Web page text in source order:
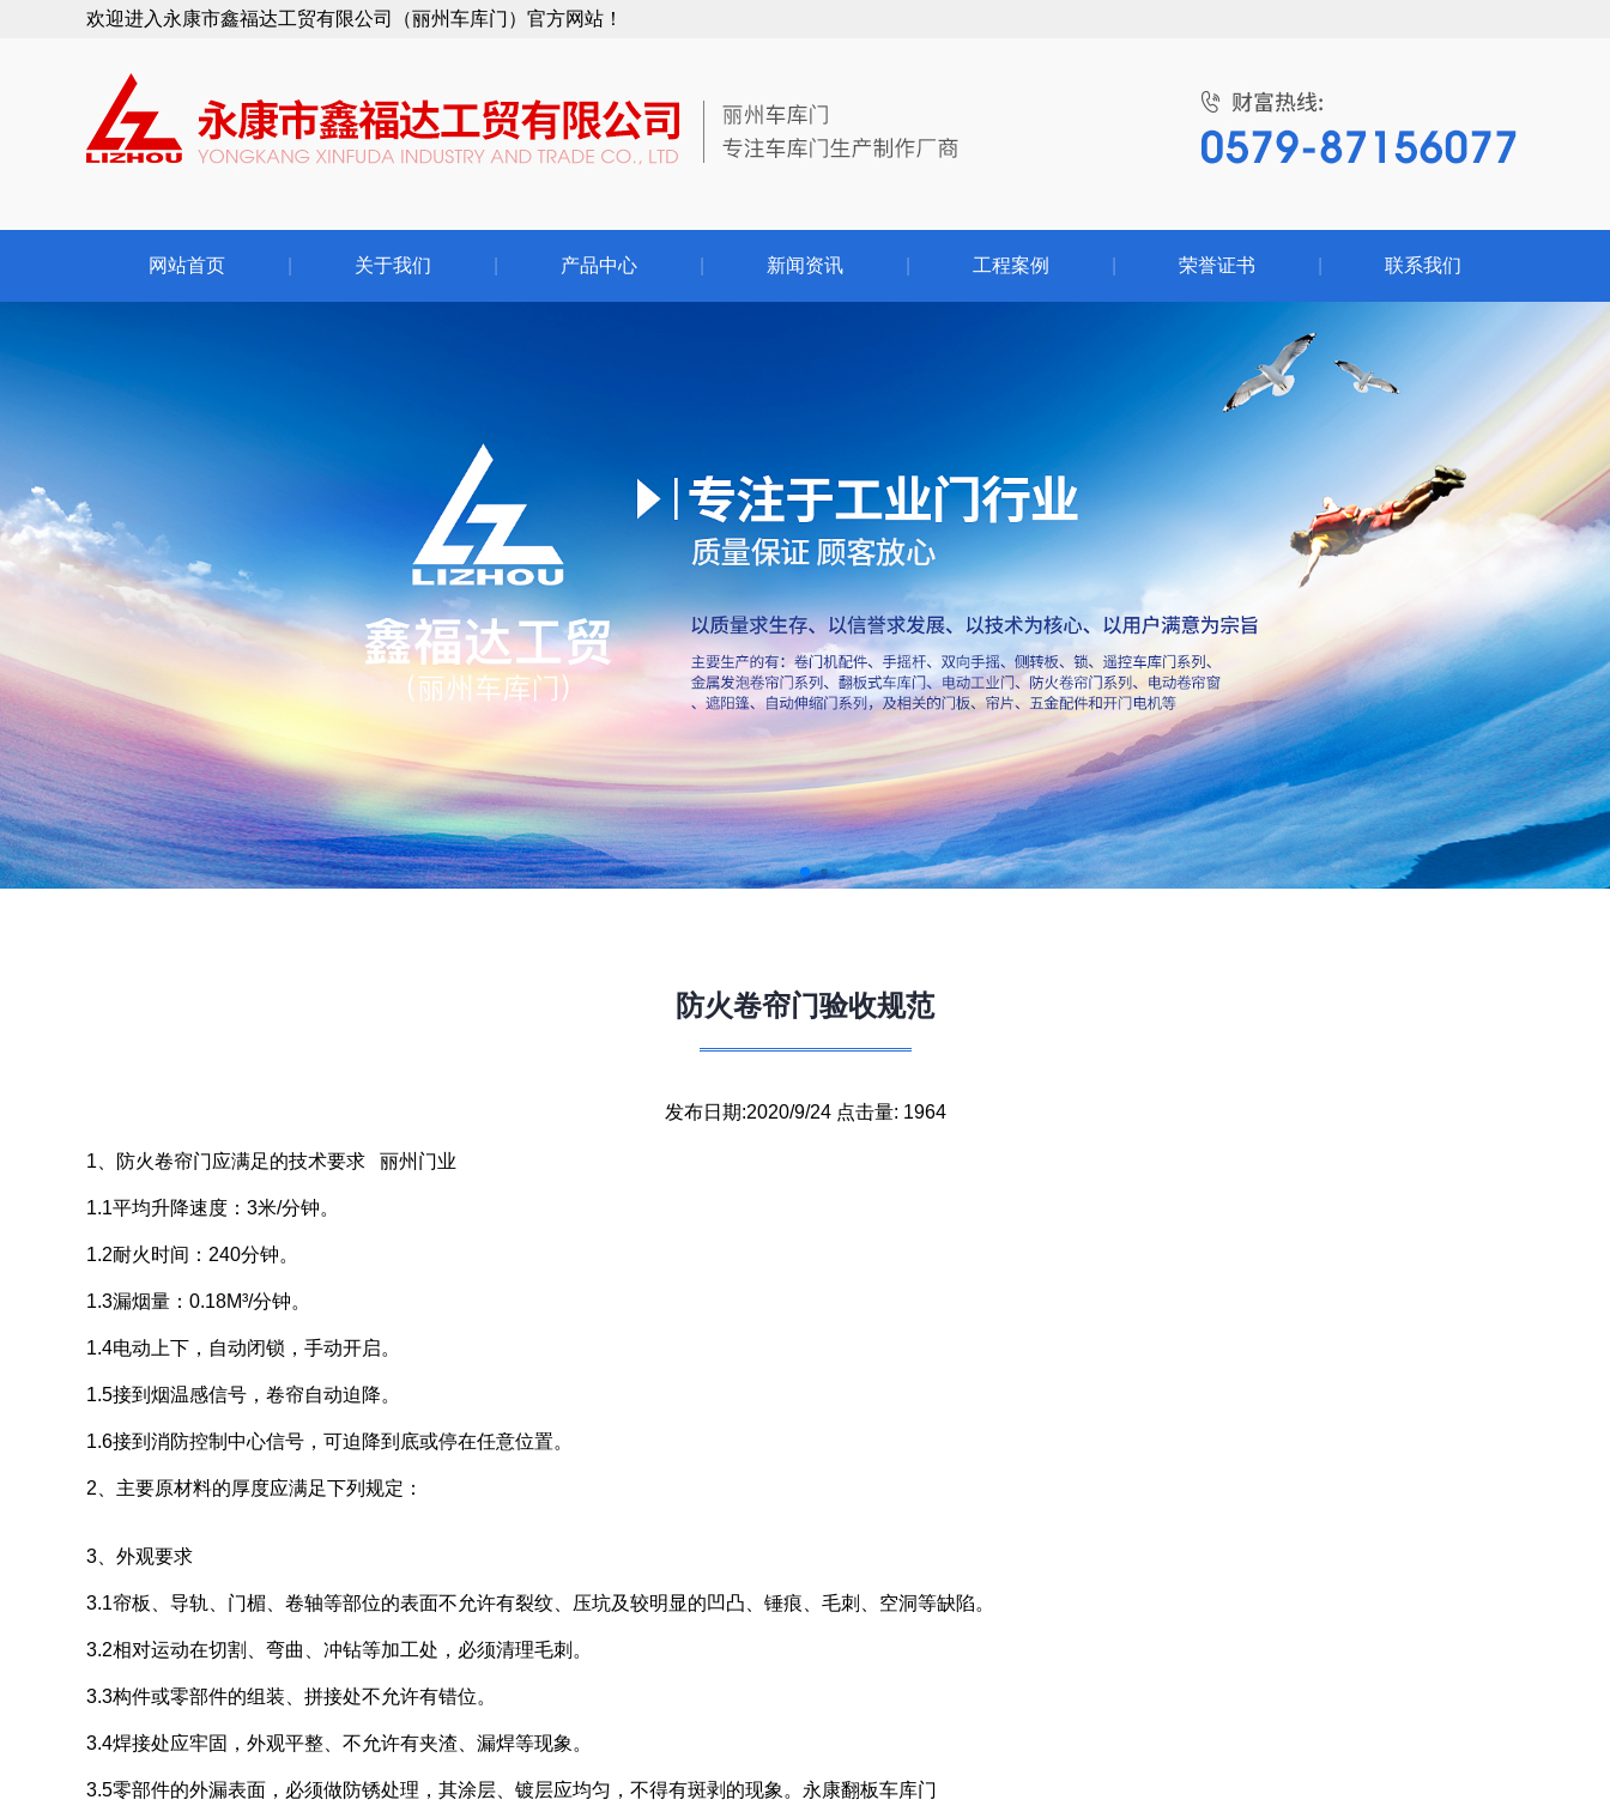
欢迎进入永康市鑫福达工贸有限公司（丽州车库门）官方网站！
网站首页 关于我们 产品中心 新闻资讯 工程案例 荣誉证书 联系我们
防火卷帘门验收规范
发布日期:2020/9/24 点击量: 1964
1、防火卷帘门应满足的技术要求 丽州门业
1.1平均升降速度：3米/分钟。
1.2耐火时间：240分钟。
1.3漏烟量：0.18M³/分钟。
1.4电动上下，自动闭锁，手动开启。
1.5接到烟温感信号，卷帘自动迫降。
1.6接到消防控制中心信号，可迫降到底或停在任意位置。
2、主要原材料的厚度应满足下列规定：
3、外观要求
3.1帘板、导轨、门楣、卷轴等部位的表面不允许有裂纹、压坑及较明显的凹凸、锤痕、毛刺、空洞等缺陷。
3.2相对运动在切割、弯曲、冲钻等加工处，必须清理毛刺。
3.3构件或零部件的组装、拼接处不允许有错位。
3.4焊接处应牢固，外观平整、不允许有夹渣、漏焊等现象。
3.5零部件的外漏表面，必须做防锈处理，其涂层、镀层应均匀，不得有斑剥的现象。 永康翻板车库门